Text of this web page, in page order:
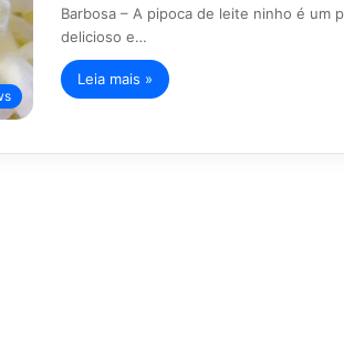
Barbosa – A pipoca de leite ninho é um
delicioso e…
Leia mais »